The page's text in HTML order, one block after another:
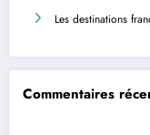
Les destinations
Commentaires